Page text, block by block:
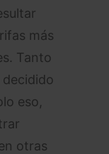
más
Tanto
eso,
otras